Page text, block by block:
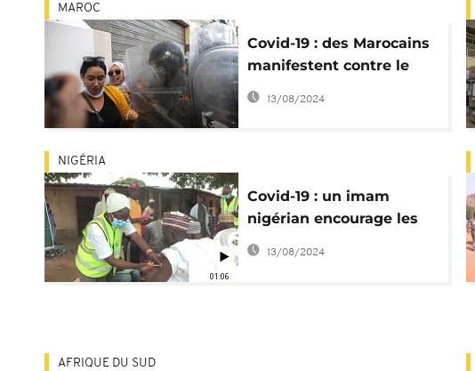
MAROC
Covid-19 : des Marocains
manifestent contre le
"passe sanitaire"
13/08/2024
01:06
NIGÉRIA
Covid-19 : un imam
nigérian encourage les
fidèles à la vaccination
13/08/2024
AFRIQUE DU SUD